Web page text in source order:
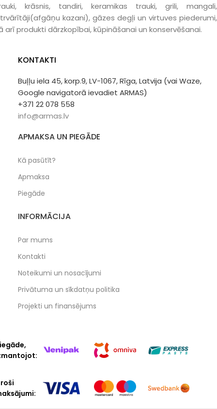
krāsnis, tandiri, keramikas trauki, grili, mangali,
kazani), gāzes degļi un virtuves piederumi,
arī produkti dārzkopībai, kūpināšanai un konservēšanai.
KONTAKTI
Buļļu iela 45, korp.9, LV-1067, Rīga, Latvija (vai Waze,
Google navigatorā ievadiet ARMAS)
+371 22 078 558
info@armas.lv
APMAKSA UN PIEGĀDE
Kā pasūtīt?
Apmaksa
Piegāde
INFORMĀCIJA
Par mums
Kontakti
Noteikumi un nosacījumi
Privātuma un sīkdatņu politika
Projekti un finansējums